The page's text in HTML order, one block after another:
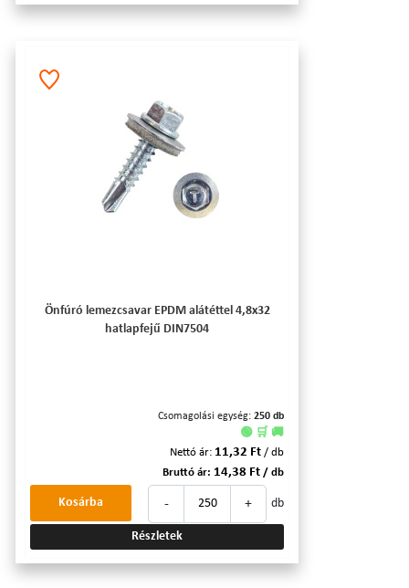
Önfúró lemezcsavar EPDM alátéttel 4,8x32
hatlapfejű DIN7504
Csomagolási egység: 250 db
🟢 🛒 🚚
Nettó ár: 11,32 Ft / db
Bruttó ár: 14,38 Ft / db
- + db
Kosárba
Részletek